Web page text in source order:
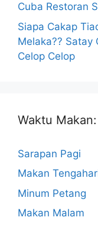
Cuba Restoran
Siapa Cakap
Melaka?? Satay
Celop Celop
Waktu Makan:
Sarapan Pagi
Makan
Minum Petang
Makan Malam